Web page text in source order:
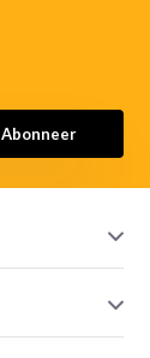
Abonneer